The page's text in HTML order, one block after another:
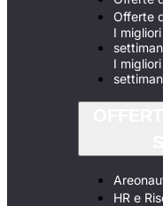
Offerte
I
I
HR e